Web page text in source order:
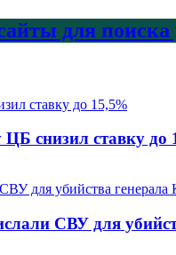
для
снизил ставку до
СВУ для